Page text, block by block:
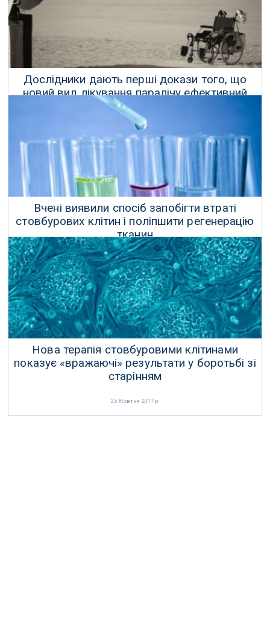
Дослідники дають перші докази того, що
новий вид лікування паралічу ефективний
27 Червня 2017 р.
Вчені виявили спосіб запобігти втраті
стовбурових клітин і поліпшити регенерацію
тканин
09 Грудня 2017 р.
Нова терапія стовбуровими клітинами
показує «вражаючі» результати у боротьбі зі
старінням
25 Жовтня 2017 р.